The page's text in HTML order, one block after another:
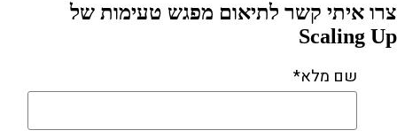
צרו איתי קשר לתיאום מפגש טעימות של
Scaling Up
שם מלא*